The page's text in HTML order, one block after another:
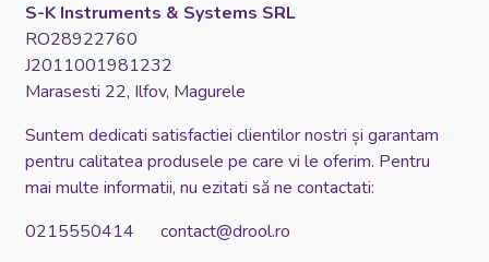
S-K Instruments & Systems SRL
RO28922760
J2011001981232
Marasesti 22, Ilfov, Magurele
Suntem dedicati satisfactiei clientilor nostri și garantam
pentru calitatea produsele pe care vi le oferim. Pentru
mai multe informatii, nu ezitati să ne contactati:
0215550414 contact@drool.ro